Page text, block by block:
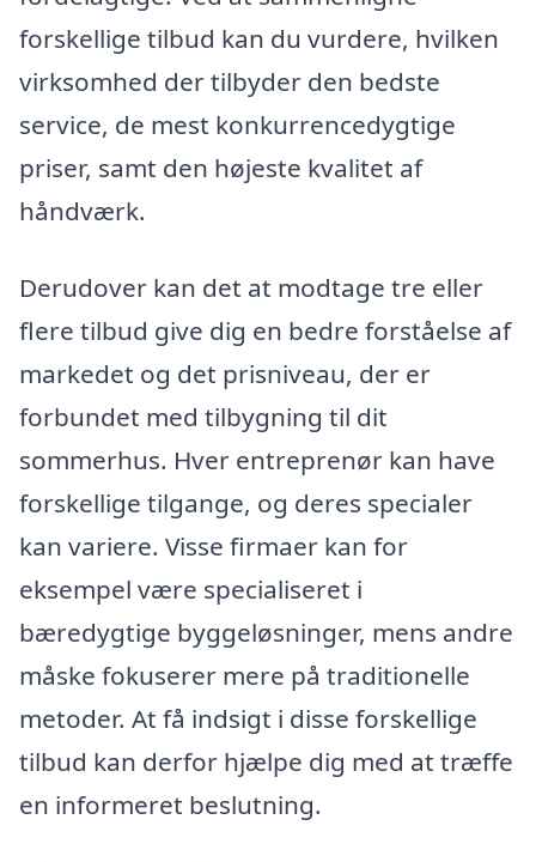
forskellige tilbud kan du vurdere, hvilken
virksomhed der tilbyder den bedste
service, de mest konkurrencedygtige
priser, samt den højeste kvalitet af
håndværk.
Derudover kan det at modtage tre eller
flere tilbud give dig en bedre forståelse af
markedet og det prisniveau, der er
forbundet med tilbygning til dit
sommerhus. Hver entreprenør kan have
forskellige tilgange, og deres specialer
kan variere. Visse firmaer kan for
eksempel være specialiseret i
bæredygtige byggeløsninger, mens andre
måske fokuserer mere på traditionelle
metoder. At få indsigt i disse forskellige
tilbud kan derfor hjælpe dig med at træffe
en informeret beslutning.